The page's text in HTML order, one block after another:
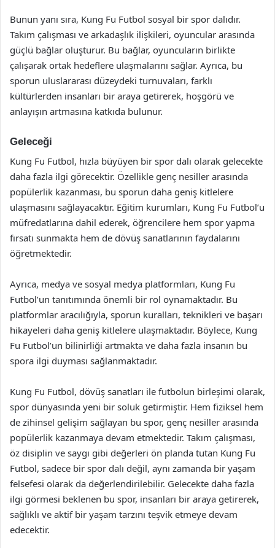
Bunun yanı sıra, Kung Fu Futbol sosyal bir spor dalıdır.
Takım çalışması ve arkadaşlık ilişkileri, oyuncular arasında
güçlü bağlar oluşturur. Bu bağlar, oyuncuların birlikte
çalışarak ortak hedeflere ulaşmalarını sağlar. Ayrıca, bu
sporun uluslararası düzeydeki turnuvaları, farklı
kültürlerden insanları bir araya getirerek, hoşgörü ve
anlayışın artmasına katkıda bulunur.
Geleceği
Kung Fu Futbol, hızla büyüyen bir spor dalı olarak gelecekte
daha fazla ilgi görecektir. Özellikle genç nesiller arasında
popülerlik kazanması, bu sporun daha geniş kitlelere
ulaşmasını sağlayacaktır. Eğitim kurumları, Kung Fu Futbol’u
müfredatlarına dahil ederek, öğrencilere hem spor yapma
fırsatı sunmakta hem de dövüş sanatlarının faydalarını
öğretmektedir.
Ayrıca, medya ve sosyal medya platformları, Kung Fu
Futbol’un tanıtımında önemli bir rol oynamaktadır. Bu
platformlar aracılığıyla, sporun kuralları, teknikleri ve başarı
hikayeleri daha geniş kitlelere ulaşmaktadır. Böylece, Kung
Fu Futbol’un bilinirliği artmakta ve daha fazla insanın bu
spora ilgi duyması sağlanmaktadır.
Kung Fu Futbol, dövüş sanatları ile futbolun birleşimi olarak,
spor dünyasında yeni bir soluk getirmiştir. Hem fiziksel hem
de zihinsel gelişim sağlayan bu spor, genç nesiller arasında
popülerlik kazanmaya devam etmektedir. Takım çalışması,
öz disiplin ve saygı gibi değerleri ön planda tutan Kung Fu
Futbol, sadece bir spor dalı değil, aynı zamanda bir yaşam
felsefesi olarak da değerlendirilebilir. Gelecekte daha fazla
ilgi görmesi beklenen bu spor, insanları bir araya getirerek,
sağlıklı ve aktif bir yaşam tarzını teşvik etmeye devam
edecektir.